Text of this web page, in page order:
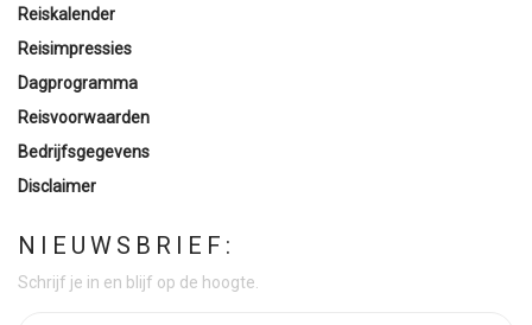
Reiskalender
Reisimpressies
Dagprogramma
Reisvoorwaarden
Bedrijfsgegevens
Disclaimer
NIEUWSBRIEF:
Schrijf je in en blijf op de hoogte.